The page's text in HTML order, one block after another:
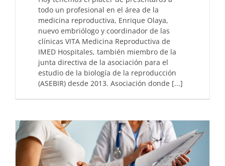
todo un profesional en el área de la
medicina reproductiva, Enrique Olaya,
nuevo embriólogo y coordinador de las
clínicas VITA Medicina Reproductiva de
IMED Hospitales, también miembro de la
junta directiva de la asociación para el
estudio de la biología de la reproducción
(ASEBIR) desde 2013. Asociación donde [...]